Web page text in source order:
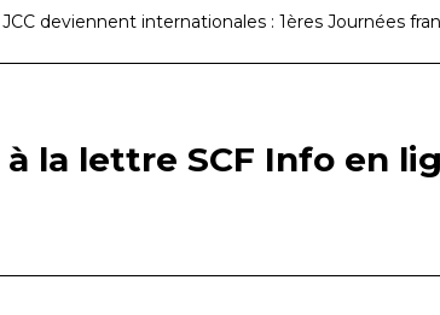
deviennent internationales : 1ères Journées
la lettre SCF Info en